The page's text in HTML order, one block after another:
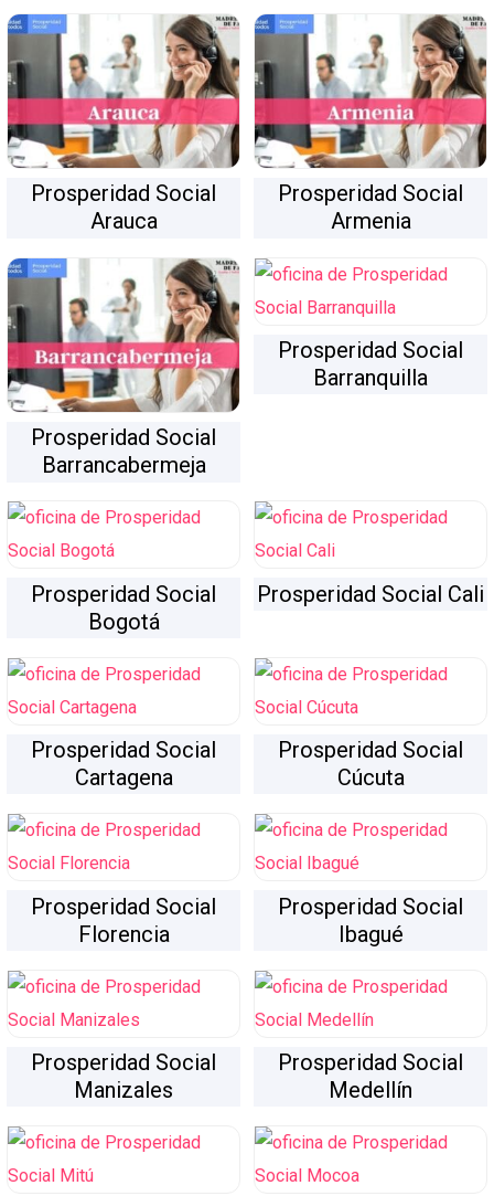
Prosperidad Social
Arauca
Prosperidad Social
Armenia
Prosperidad Social
Barrancabermeja
Prosperidad Social
Barranquilla
Prosperidad Social
Bogotá
Prosperidad Social Cali
Prosperidad Social
Cartagena
Prosperidad Social
Cúcuta
Prosperidad Social
Florencia
Prosperidad Social
Ibagué
Prosperidad Social
Manizales
Prosperidad Social
Medellín